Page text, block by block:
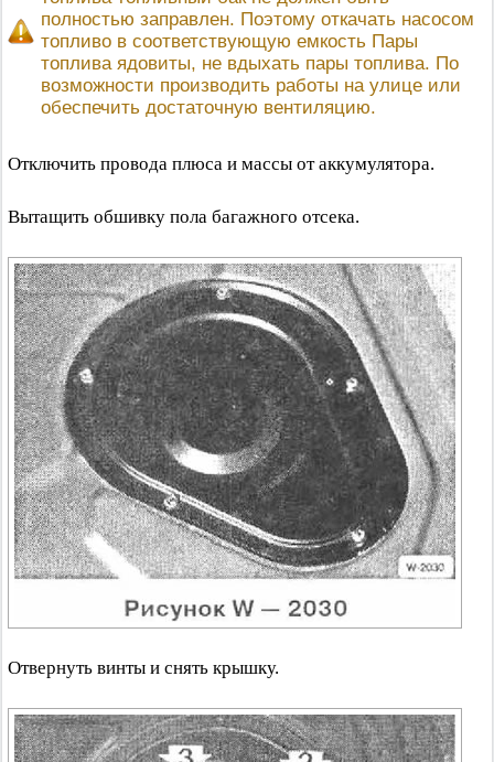
полностью заправлен. Поэтому откачать насосом
топливо в соответствующую емкость Пары
топлива ядовиты, не вдыхать пары топлива. По
возможности производить работы на улице или
обеспечить достаточную вентиляцию.
Отключить провода плюса и массы от аккумулятора.
Вытащить обшивку пола багажного отсека.
Отвернуть винты и снять крышку.